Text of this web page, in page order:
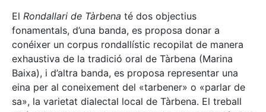
El Rondallari de Tàrbena té dos objectius
fonamentals, d’una banda, es proposa donar a
conéixer un corpus rondallístic recopilat de manera
exhaustiva de la tradició oral de Tàrbena (Marina
Baixa), i d’altra banda, es proposa representar una
eina per al coneixement del «tarbener» o «parlar de
sa», la varietat dialectal local de Tàrbena. El treball